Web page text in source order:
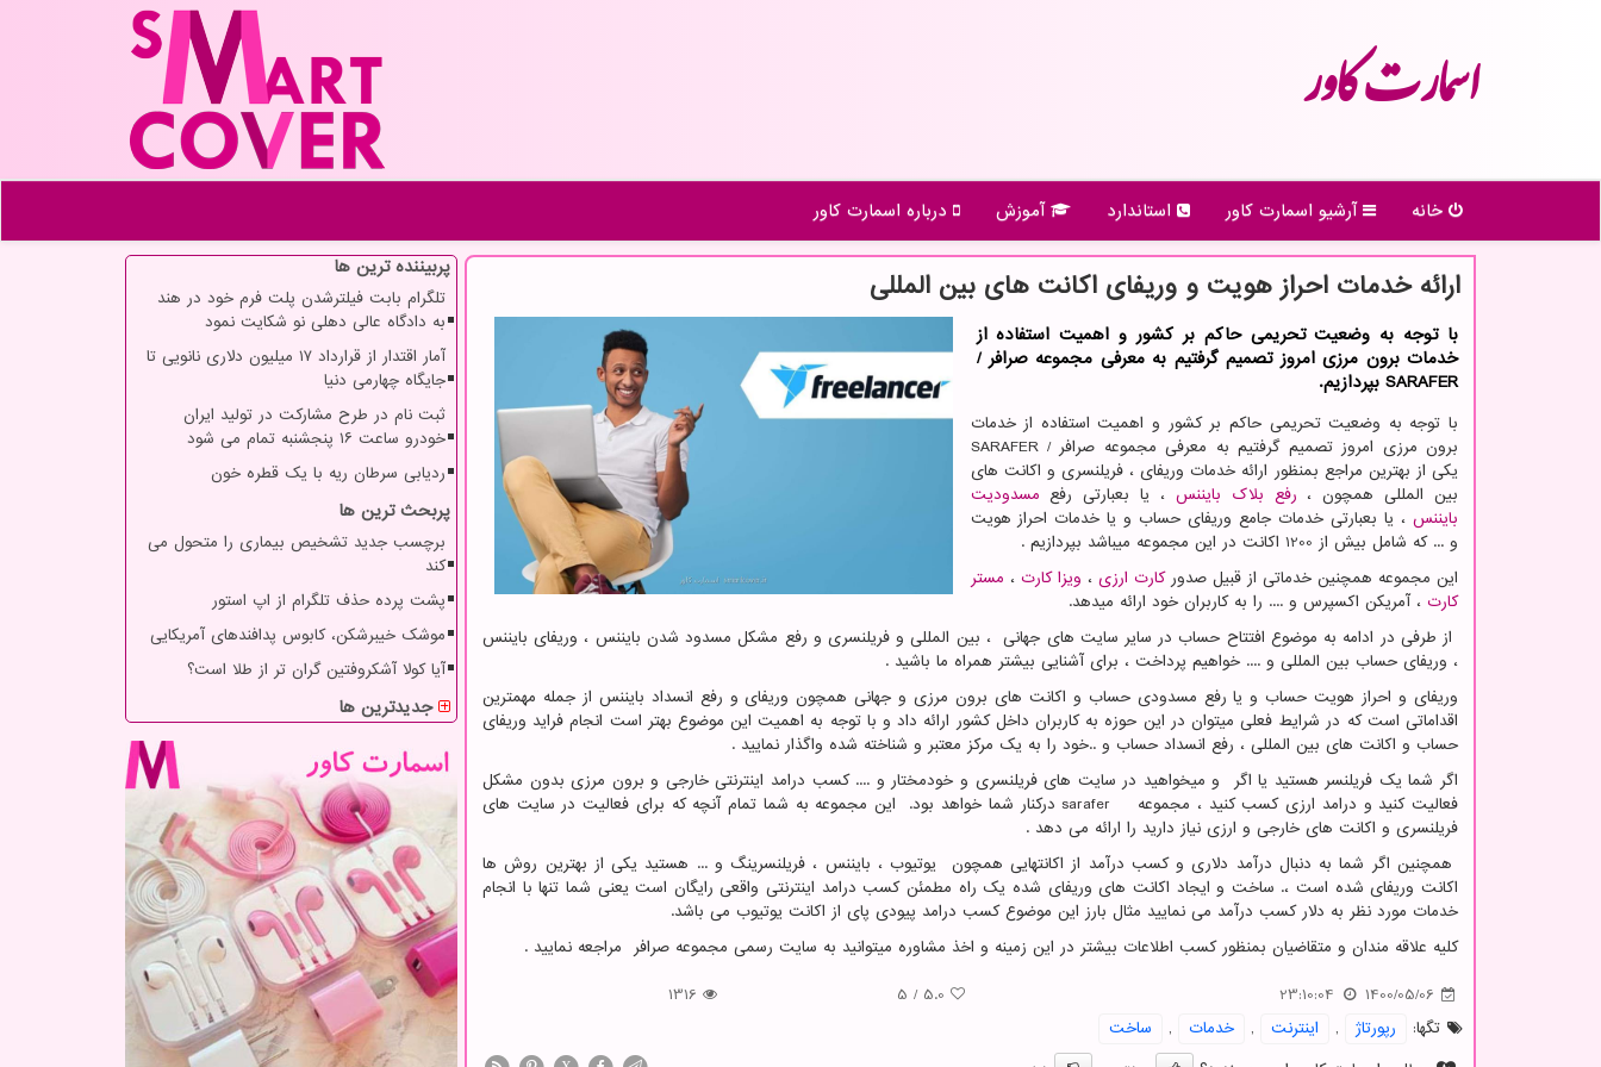
اسمارت كاور
خانه آرشیو اسمارت كاور استاندارد آموزش درباره اسمارت كاور
ارائه خدمات احراز هویت و وریفای اكانت های بین المللی
با توجه به وضعیت تحریمی حاكم بر كشور و اهمیت استفاده از
خدمات برون مرزی امروز تصمیم گرفتیم به معرفی مجموعه صرافر /
SARAFER بپردازیم.
با توجه به وضعیت تحریمی حاکم بر کشور و اهمیت استفاده از خدمات
برون مرزی امروز تصمیم گرفتیم به معرفی مجموعه صرافر/
SARAFER
یکی از بهترین مراجع بمنظور ارائه خدمات وریفای ، فریلنسری و اکانت های
بین المللی همچون ، رفع بلاک بایننس ، یا بعبارتی رفع مسدودیت
بایننس ، یا بعبارتی خدمات جامع وریفای حساب و یا خدمات احراز هویت
و ... که شامل بیش از 1200 اکانت در این مجموعه میباشد بپردازیم .
این مجموعه همچنین خدماتی از قبیل صدورکارت ارزی ، ویزا کارت ، مستر
کارت ، آمریکن اکسپرس و .... را به کاربران خود ارائه میدهد.
از طرفی در ادامه به موضوع افتتاح حساب در سایر سایت های جهانی ، بین المللی و فریلنسری و رفع مشکل مسدود شدن بایننس ، وریفای بایننس
، وریفای حساب بین المللی و .... خواهیم پرداخت ، برای آشنایی بیشتر همراه ما باشید .
وریفای و احراز هویت حساب و یا رفع مسدودی حساب و اکانت های برون مرزی و جهانی همچون وریفای و رفع انسداد بایننس از جمله مهمترین
اقداماتی است که در شرایط فعلی میتوان در این حوزه به کاربران داخل کشور ارائه داد و با توجه به اهمیت این موضوع بهتر است انجام فراید وریفای
حساب و اکانت های بین المللی ، رفع انسداد حساب و ..خود را به یک مرکز معتبر و شناخته شده واگذار نمایید .
اگر شما یک فریلنسر هستید یا اگر و میخواهید در سایت های فریلنسری و خودمختار و .... کسب درامد اینترنتی خارجی و برون مرزی بدون مشکل
فعالیت کنید و درامد ارزی کسب کنید ، مجموعه saraferدرکنار شما خواهد بود. این مجموعه به شما تمام آنچه که برای فعالیت در سایت های
فریلنسری و اکانت های خارجی و ارزی نیاز دارید را ارائه می دهد .
همچنین اگر شما به دنبال درآمد دلاری و کسب درآمد از اکانتهایی همچون یوتیوب ، بایننس ، فریلنسرینگ و ... هستید یکی از بهترین روش ها
اکانت وریفای شده است ،. ساخت و ایجاد اکانت های وریفای شده یک راه مطمئن کسب درامد اینترنتی واقعی رایگان است یعنی شما تنها با انجام
خدمات مورد نظر به دلار کسب درآمد می نمایید مثال بارز این موضوع کسب درامد پیودی پای از اکانت یوتیوب می باشد.
کلیه علاقه مندان و متقاضیان بمنظور کسب اطلاعات بیشتر در این زمینه و اخذ مشاوره میتوانید به سایت رسمی مجموعه صرافر مراجعه نمایید .
1400/05/06
23:10:04
5.0
/
5
1316
تگها:
رپورتاژ , اینترنت , خدمات ,
ساخت
پربیننده ترین ها
تلگرام بابت فیلترشدن پلت فرم خود در هند
به دادگاه عالی دهلی نو شکایت نمود
آمار اقتدار از قرارداد ۱۷ میلیون دلاری نانویی تا
جایگاه چهارمی دنیا
ثبت نام در طرح مشارکت در تولید ایران
خودرو ساعت ۱۶ پنجشنبه تمام می شود
ردیابی سرطان ریه با یک قطره خون
پربحث ترین ها
برچسب جدید تشخیص بیماری را متحول می
کند
پشت پرده حذف تلگرام از اپ استور
موشک خیبرشکن، کابوس پدافندهای آمریکایی
آیا کولا آشکروفتین گران تر از طلا است؟
جدیدترین ها